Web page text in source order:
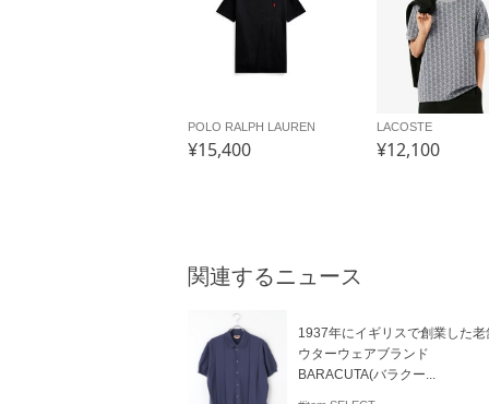
POLO RALPH LAUREN
¥15,400
LACOSTE
¥12,100
関連するニュース
1937年にイギリスで創業した老
ウターウェアブランド
BARACUTA(バラクー...